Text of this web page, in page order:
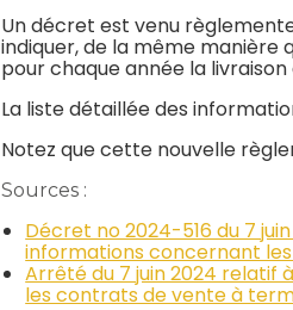
Un décret est venu
indiquer, de la même manière
pour chaque année la livraison
La liste détaillée des
Notez que cette nouvelle
Sources :
Décret no 2024-516 du 7
informations concernant
Arrêté du 7 juin 2024 relatif
les contrats de vente à